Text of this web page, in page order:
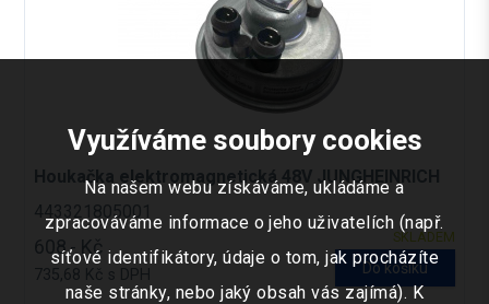
Houkačka elektromagnetická 48V JUNGHEINRICH
443321805001
SKLADEM
608,- Kč
735,68 Kč s DPH Do košíku
Využíváme soubory cookies
Na našem webu získáváme, ukládáme a
zpracováváme informace o jeho uživatelích (např.
síťové identifikátory, údaje o tom, jak procházíte
naše stránky, nebo jaký obsah vás zajímá). K